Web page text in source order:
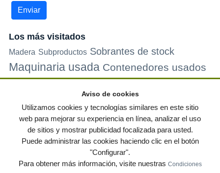
Los más visitados
Madera Subproductos Sobrantes de stock
Maquinaria usada Contenedores usados
Palets de plastico Electrodomesticos
© residuos.com - Todos los derechos reservados Política de privacidad
Condiciones de uso|Contacto|Editores| Mapa web|Preguntas frecuentes
Publica tus anuncios gratis!
Aviso de cookies
Utilizamos cookies y tecnologías similares en este sitio
web para mejorar su experiencia en línea, analizar el uso
de sitios y mostrar publicidad focalizada para usted.
Puede administrar las cookies haciendo clic en el botón
"Configurar".
Para obtener más información, visite nuestras Condiciones